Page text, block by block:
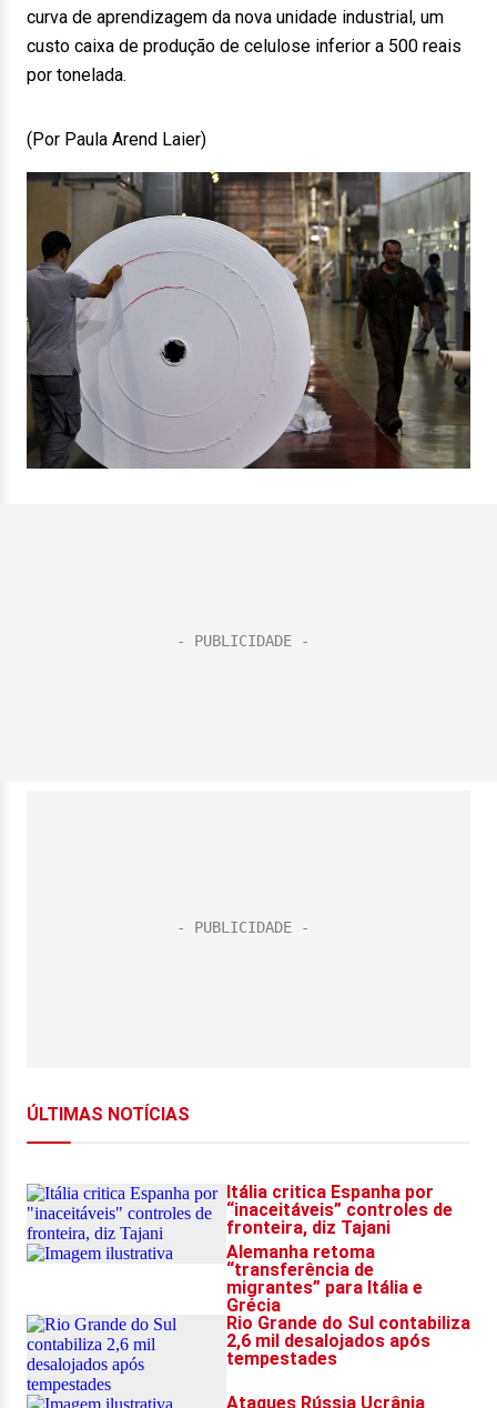
curva de aprendizagem da nova unidade industrial, um
custo caixa de produção de celulose inferior a 500 reais
por tonelada.
(Por Paula Arend Laier)